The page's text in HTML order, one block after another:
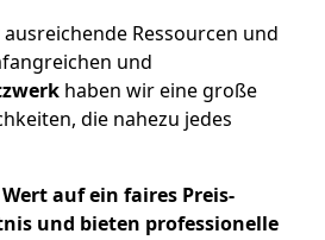
Ressourcen und
und
haben wir eine große
die nahezu jedes
auf ein faires Preis-
und bieten professionelle